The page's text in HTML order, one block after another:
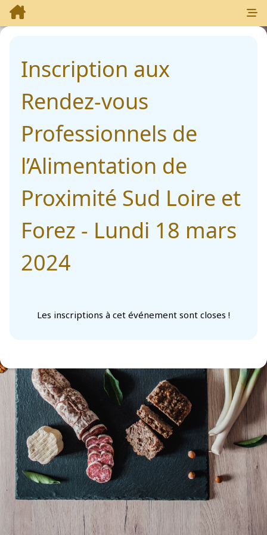
Inscription aux
Rendez-vous
Professionnels de
l’Alimentation de
Proximité Sud Loire et
Forez - Lundi 18 mars
2024
Les inscriptions à cet événement sont closes !